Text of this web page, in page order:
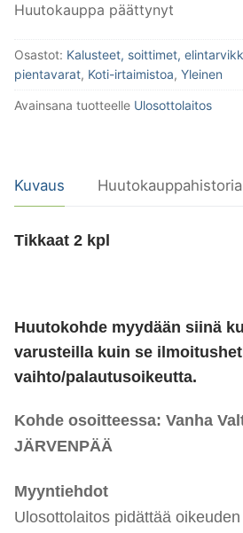
Huutokauppa päättynyt
Osastot: Kalusteet, soittimet,
pientavarat, Koti-irtaimistoa, Yleinen
Avainsana tuotteelle Ulosottolaitos
Kuvaus Huutokauppahistoria
Tikkaat 2 kpl
Huutokohde myydään siinä
varusteilla kuin se
vaihto/palautusoikeutta.
Kohde osoitteessa: Vanha
JÄRVENPÄÄ
Myyntiehdot
Ulosottolaitos pidättää